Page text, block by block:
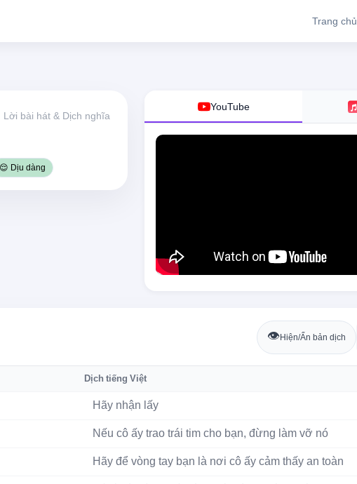
Trang chủ
Lời bài hát & Dịch nghĩa
😌 Dịu dàng
YouTube
👁️Hiện/Ẩn bản dịch
Dịch tiếng Việt
Hãy nhận lấy
Nếu cô ấy trao trái tim cho bạn, đừng làm vỡ nó
Hãy để vòng tay bạn là nơi cô ấy cảm thấy an toàn